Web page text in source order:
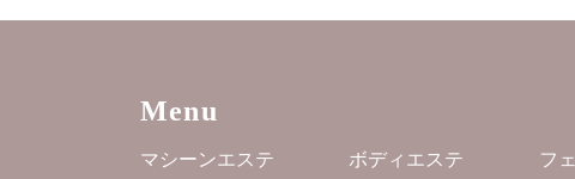
Menu
マシーンエステ ボディエステ フ